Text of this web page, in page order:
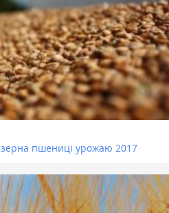
зерна пшениці урожаю 2017